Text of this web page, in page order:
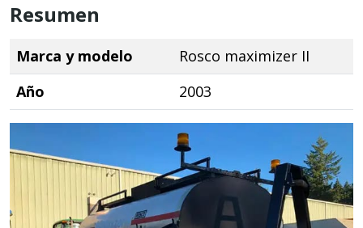
Resumen
Marca y modelo
Rosco maximizer II
Año
2003